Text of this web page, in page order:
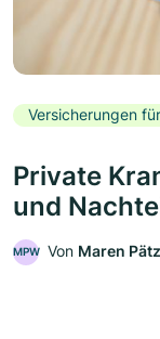
Versicherungen
Private
und
MPW Von Maren